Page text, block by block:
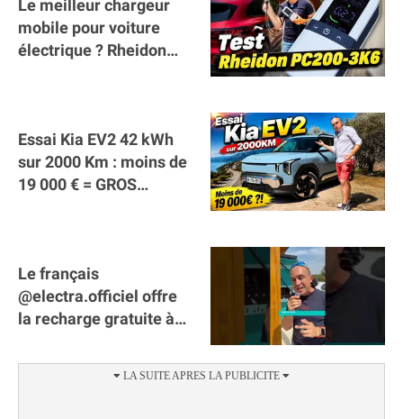
Le meilleur chargeur
mobile pour voiture
électrique ? Rheidon
Essai Kia EV2 42 kWh
sur 2000 Km : moins de
19 000 € = GROS
Le français
@electra.officiel offre
la recharge gratuite à
électriques de Gironde